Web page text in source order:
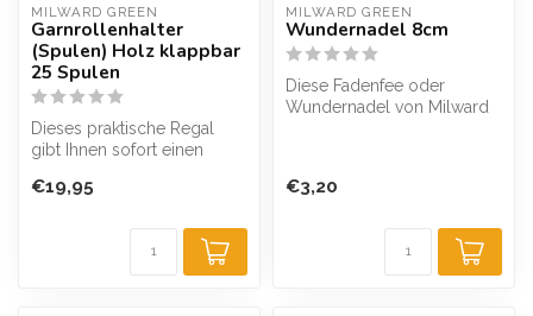
MILWARD GREEN
Garnrollenhalter
(Spulen) Holz klappbar
25 Spulen
Dieses praktische Regal
gibt Ihnen sofort einen
verfügbaren G...
€19,95
MILWARD GREEN
Wundernadel 8cm
Diese Fadenfee oder
Wundernadel von Milward
€3,20